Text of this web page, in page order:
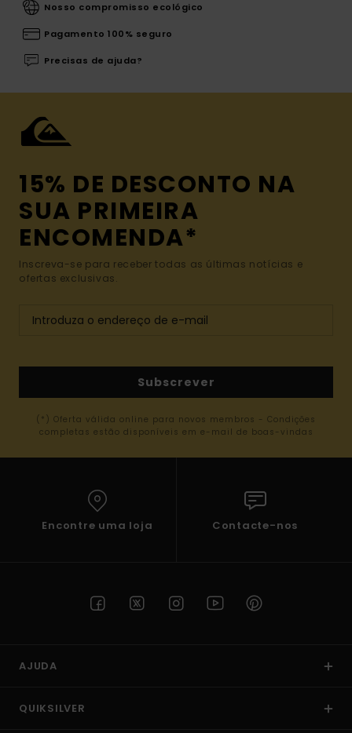
Nosso compromisso ecológico
Pagamento 100% seguro
Precisas de ajuda?
15% DE DESCONTO NA
SUA PRIMEIRA
ENCOMENDA*
Inscreva-se para receber todas as últimas notícias e
ofertas exclusivas.
Subscrever
(*) Oferta válida online para novos membros - Condições
completas estão disponíveis em e-mail de boas-vindas
Encontre uma loja Contacte-nos
AJUDA
QUIKSILVER